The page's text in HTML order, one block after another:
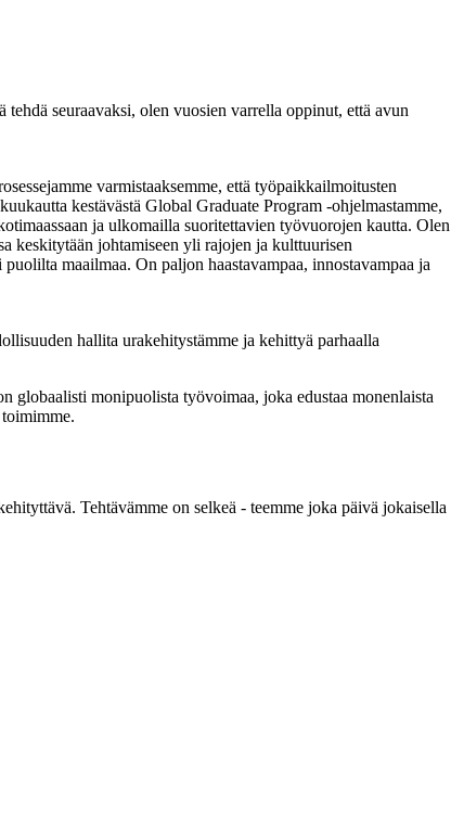
seuraavaksi, olen vuosien varrella oppinut, että avun
varmistaaksemme, että työpaikkailmoitusten
kestävästä Global Graduate Program -ohjelmastamme,
ja ulkomailla suoritettavien työvuorojen kautta. Olen
keskitytään johtamiseen yli rajojen ja kulttuurisen
maailmaa. On paljon haastavampaa, innostavampaa ja
hallita urakehitystämme ja kehittyä parhaalla
globaalisti monipuolista työvoimaa, joka edustaa monenlaista
Tehtävämme on selkeä - teemme joka päivä jokaisella